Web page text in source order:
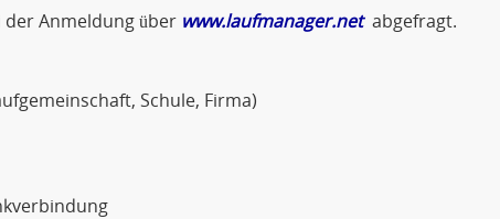
Anmeldung über www.laufmanager.netabgefragt.
Schule, Firma)